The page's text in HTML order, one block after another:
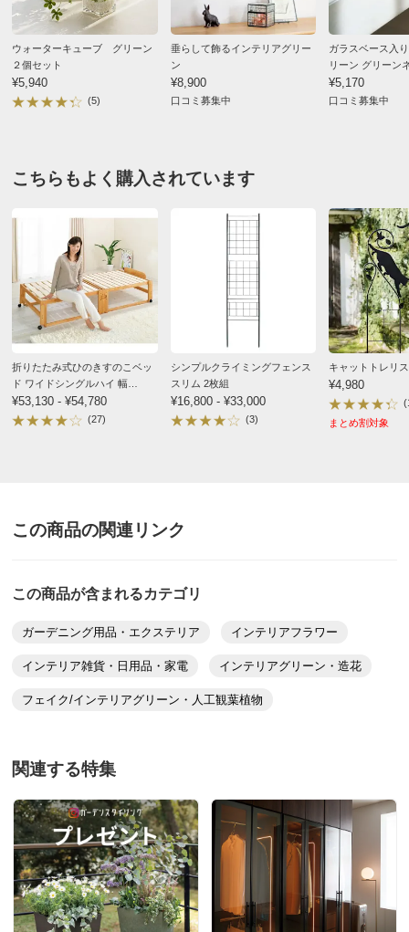
ディノスのサイズ
ウォーターキューブ グリーン
２個セット
¥5,940
(5)
垂らして飾るインテリアグリー
ン
¥8,900
口コミ募集中
ガラスベース入
リーン グリーン
¥5,170
口コミ募集中
こちらもよく購入されています
折りたたみ式ひのきすのこベッ
ド ワイドシングルハイ 幅
106.5cm【ヘッドあり/ヘッドな
し】
¥53,130 - ¥54,780
(27)
シンプルクライミングフェンス
スリム 2枚組
¥16,800 - ¥33,000
(3)
キャットトレリス
¥4,980
まとめ割対象
この商品の関連リンク
この商品が含まれるカテゴリ
ガーデニング用品・エクステリア インテリアフラワー
インテリア雑貨・日用品・家電 インテリアグリーン・造花
フェイク/インテリアグリーン・人工観葉植物
関連する特集